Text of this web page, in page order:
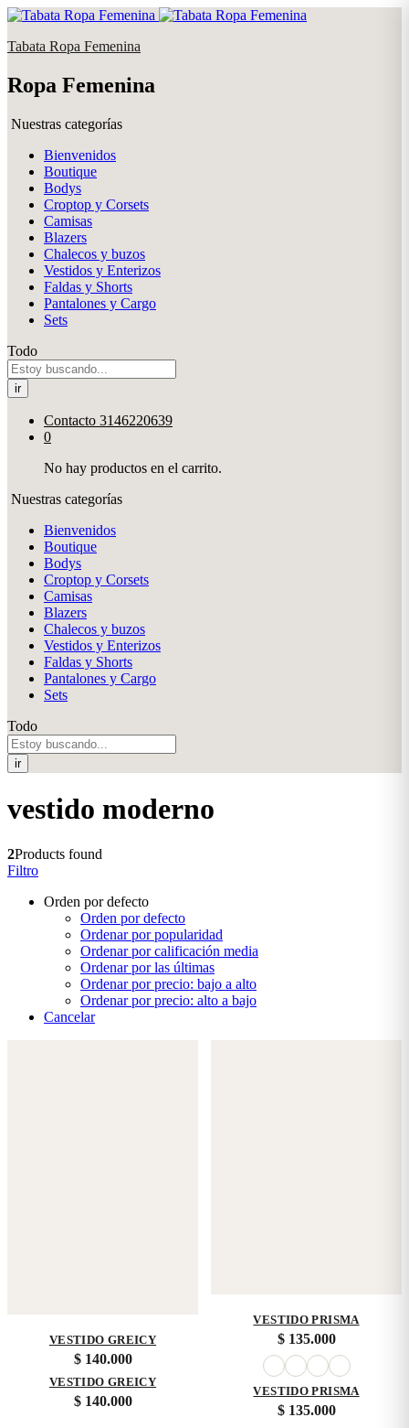
Tabata Ropa Femenina
Ropa Femenina
Nuestras categorías
Bienvenidos
Boutique
Bodys
Croptop y Corsets
Camisas
Blazers
Chalecos y buzos
Vestidos y Enterizos
Faldas y Shorts
Pantalones y Cargo
Sets
Todo
ir
Contacto 3146220639
0
No hay productos en el carrito.
Nuestras categorías
Bienvenidos
Boutique
Bodys
Croptop y Corsets
Camisas
Blazers
Chalecos y buzos
Vestidos y Enterizos
Faldas y Shorts
Pantalones y Cargo
Sets
Todo
ir
vestido moderno
2Products found
Filtro
Orden por defecto
Orden por defecto
Ordenar por popularidad
Ordenar por calificación media
Ordenar por las últimas
Ordenar por precio: bajo a alto
Ordenar por precio: alto a bajo
Cancelar
VESTIDO GREICY
$140.000
VESTIDO GREICY
$140.000
VESTIDO PRISMA
$135.000
VESTIDO PRISMA
$135.000